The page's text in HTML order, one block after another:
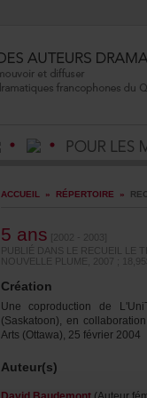
ACCUEIL » RÉPERTOIRE »
5ans [2002-2003]
NOUVELLEPLUME,2007;18,95$
Création
Arts(Ottawa),25février2004
Auteur(s)